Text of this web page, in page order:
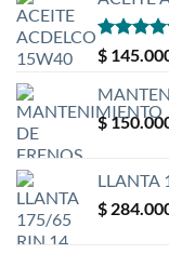
Valorado
con
$
$
LLANTA
$